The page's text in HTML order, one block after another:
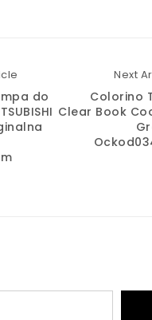
do
Next
Colorino
Clear Book